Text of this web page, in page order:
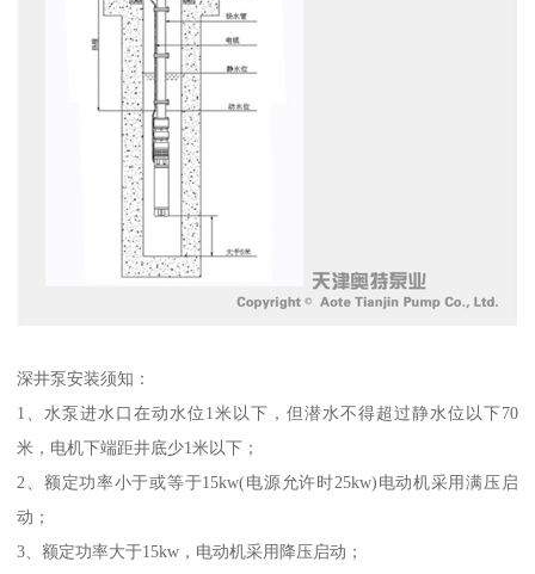
深井泵安装须知：
1、水泵进水口在动水位1米以下，但潜水不得超过静水位以下70
米，电机下端距井底少1米以下；
2、额定功率小于或等于15kw(电源允许时25kw)电动机采用满压启
动；
3、额定功率大于15kw，电动机采用降压启动；